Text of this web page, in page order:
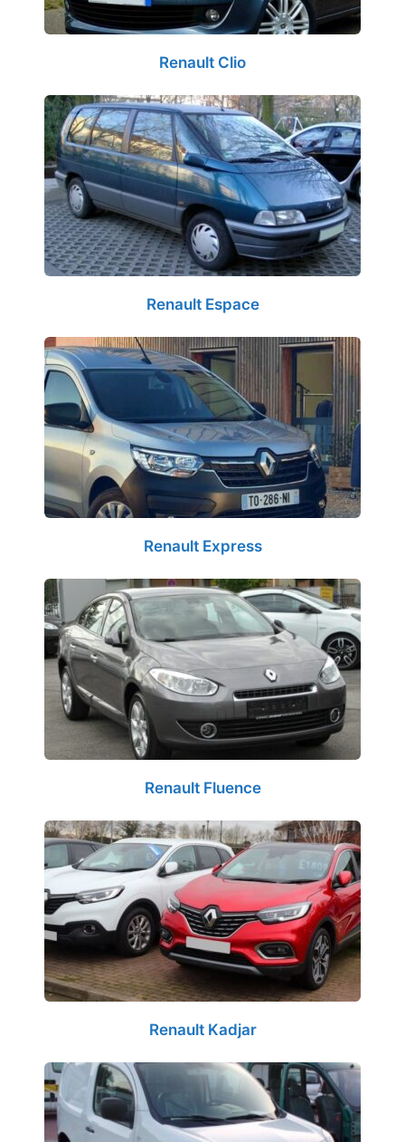
Renault Clio
Renault Espace
Renault Express
Renault Fluence
Renault Kadjar